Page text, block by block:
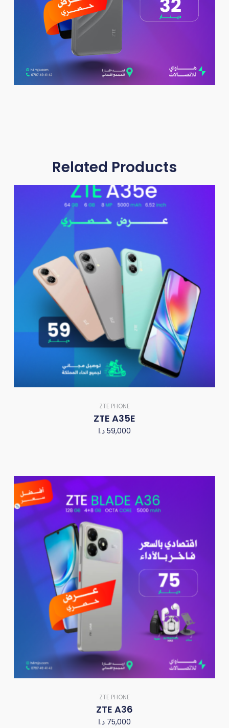
Related Products
ZTE PHONE
ZTE A35E
59,000 د.ا
ZTE PHONE
ZTE A36
75,000 د.ا